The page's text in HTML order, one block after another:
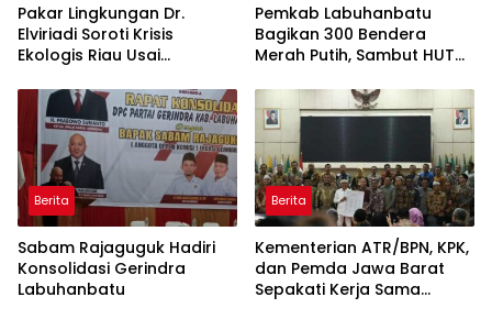
Pakar Lingkungan Dr.
Elviriadi Soroti Krisis
Ekologis Riau Usai
Monyet, Harimau, dan
Beruang Terhadap Warga
Pemkab Labuhanbatu
Bagikan 300 Bendera
Merah Putih, Sambut HUT
Berita
Sabam Rajaguguk Hadiri
Konsolidasi Gerindra
Labuhanbatu
Berita
Kementerian ATR/BPN, KPK,
dan Pemda Jawa Barat
Sepakati Kerja Sama